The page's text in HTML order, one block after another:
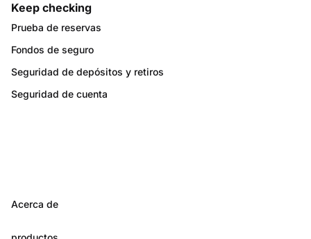
Keep checking
Prueba de reservas
Fondos de seguro
Seguridad de depósitos y retiros
Seguridad de cuenta
Acerca de